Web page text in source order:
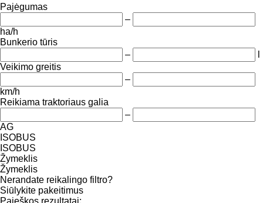
Pajėgumas
–
ha/h
Bunkerio tūris
–
Veikimo greitis
–
km/h
Reikiama traktoriaus galia
–
AG
ISOBUS
ISOBUS
Žymeklis
Žymeklis
Nerandate reikalingo filtro?
Siūlykite pakeitimus
Paieškos rezultatai: